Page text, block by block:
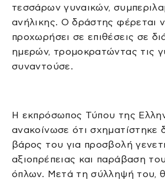
τεσσάρων γυναικών,
ανήλικης. Ο δράστης φέρεται
προχωρήσει σε επιθέσεις σε
ημερών, τρομοκρατώντας τις
συναντούσε.
Η εκπρόσωπος Τύπου της
ανακοίνωσε ότι σχηματίστηκε
βάρος του για προσβολή
αξιοπρέπειας και παράβαση
όπλων. Μετά τη σύλληψή του,